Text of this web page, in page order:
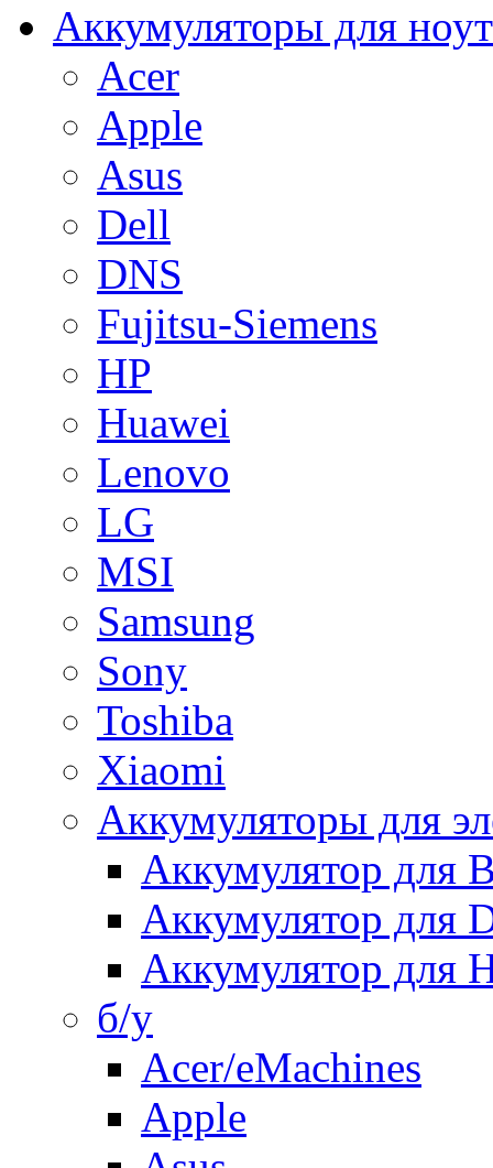
Аккумуляторы для
Acer
Apple
Asus
Dell
DNS
Fujitsu-Siemens
HP
Huawei
Lenovo
LG
MSI
Samsung
Sony
Toshiba
Xiaomi
Аккумуляторы для
Аккумулятор для
Аккумулятор для
Аккумулятор для
б/у
Acer/eMachines
Apple